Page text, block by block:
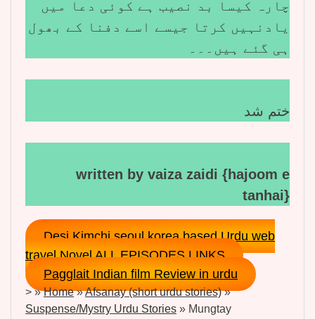
چارہ کیسا بد نصیب ہے کوئی دعا میں
یادنہیں کرتا جیسے اسے دفنا کے بھول
ہی گئے ہیں۔۔۔
ختم شد
written by vaiza zaidi {hajoom e
tanhai}
Desi Kimchi seoul korea based Urdu web
travel Novel ALL EPISODES LINKS
Pagglait Indian film Review in urdu
>» Home »Afsanay (short urdu stories) »
Suspense/Mystry Urdu Stories » Mungtay